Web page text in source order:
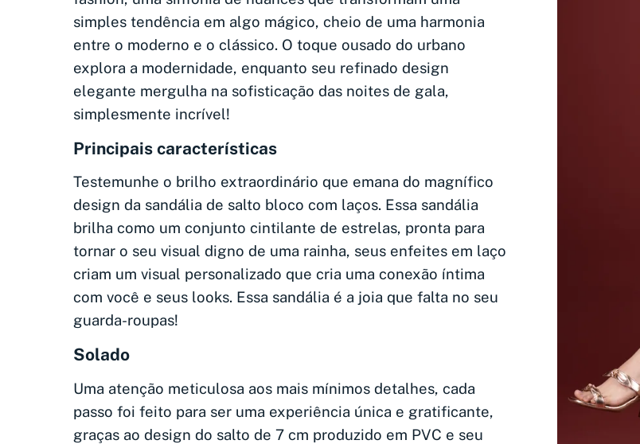
simples tendência em algo mágico, cheio de uma harmonia
entre o moderno e o clássico. O toque ousado do urbano
explora a modernidade, enquanto seu refinado design
elegante mergulha na sofisticação das noites de gala,
simplesmente incrível!
Principais características
Testemunhe o brilho extraordinário que emana do magnífico
design da sandália de salto bloco com laços. Essa sandália
brilha como um conjunto cintilante de estrelas, pronta para
tornar o seu visual digno de uma rainha, seus enfeites em laço
criam um visual personalizado que cria uma conexão íntima
com você e seus looks. Essa sandália é a joia que falta no seu
guarda-roupas!
Solado
Uma atenção meticulosa aos mais mínimos detalhes, cada
passo foi feito para ser uma experiência única e gratificante,
graças ao design do salto de 7 cm produzido em PVC e seu